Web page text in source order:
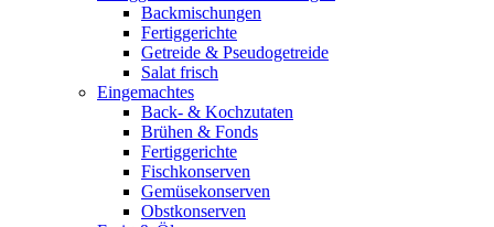
Backmischungen
Fertiggerichte
Getreide & Pseudogetreide
Salat frisch
Eingemachtes
Back- & Kochzutaten
Brühen & Fonds
Fertiggerichte
Fischkonserven
Gemüsekonserven
Obstkonserven